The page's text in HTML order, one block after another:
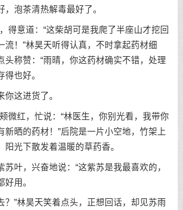
，泡茶清热解毒最好了。
得意道：“这柴胡可是我爬了半座山才挖回
流！”林昊天听得认真，不时拿起药材细
头称赞：“雨晴，你这药材确实不错，处理
得也好。
你这进货了。
微红，忙说：“林医生，你别光看，我带你
新晒的药材！”后院是一片小空地，竹架上
阳光下散发着温暖的草药香。
苏叶，兴奋地说：“这紫苏是我最喜欢的，
用。
？”林昊天笑着点头，正想回话，却见苏雨